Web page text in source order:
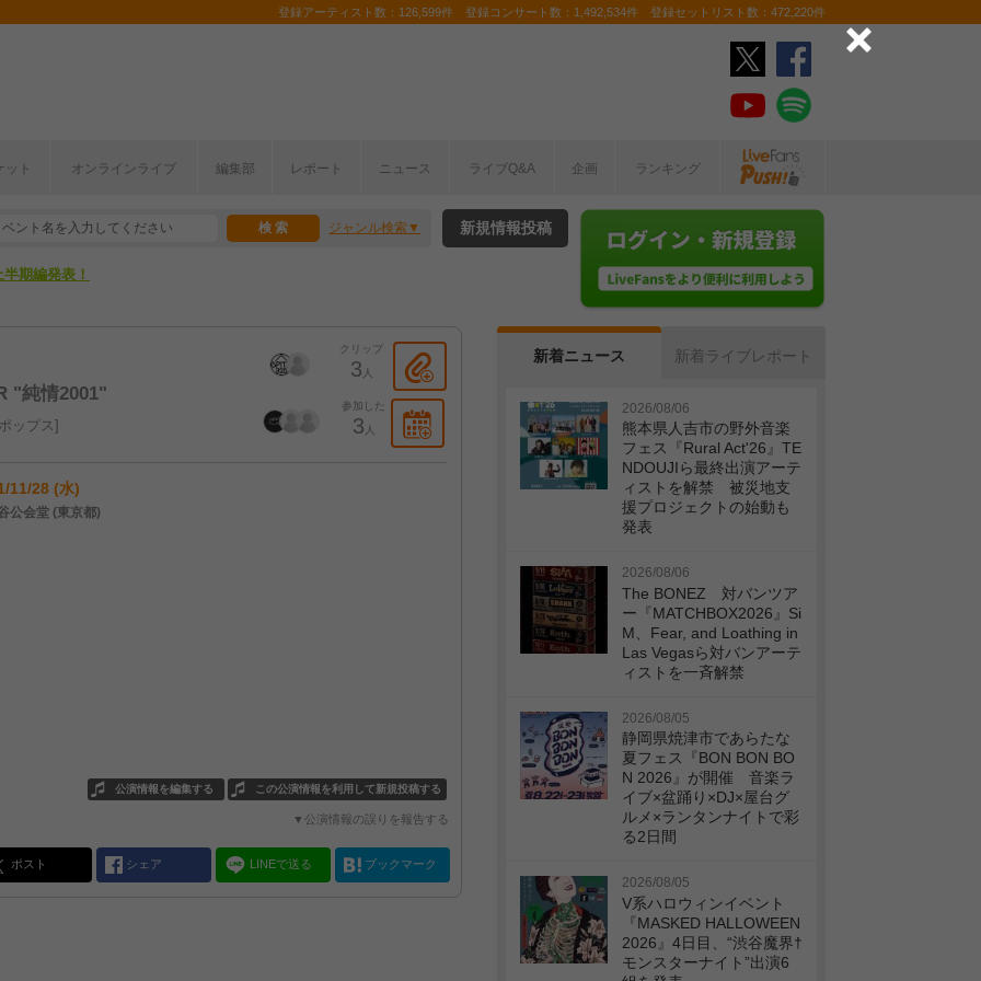
登録アーティスト数：126,599件 登録コンサート数：1,492,534件 登録セットリスト数：472,220件
ット オンラインライブ 編集部 レポート ニュース ライブQ&A 企画 ランキング
ジャンル検索
こから！
期編発表！
新規情報投稿
"純情2001"
クリップ
3 人
参加した
3 人
ップス
11/28 (水)
公会堂 (東京都)
この公演情報を利用して新規投稿する
公演情報を編集する
▼公演情報の誤りを報告する
ポスト シェア LINEで送る ブックマーク
新着ニュース 新着ライブレポート
2026/08/06
熊本県人吉市の野外音楽
フェス『Rural Act'26』TE
NDOUJIら最終出演アーテ
ィストを解禁 被災地支
援プロジェクトの始動も
発表
2026/08/06
The BONEZ 対バンツア
ー『MATCHBOX2026』Si
M、Fear, and Loathing in
Las Vegasら対バンアーテ
ィストを一斉解禁
2026/08/05
静岡県焼津市であらたな
夏フェス『BON BON BO
N 2026』が開催 音楽ラ
イブ×盆踊り×DJ×屋台グ
ルメ×ランタンナイトで彩
る2日間
2026/08/05
V系ハロウィンイベント
『MASKED HALLOWEEN
2026』4日目、“渋谷魔界†
モンスターナイト”出演6